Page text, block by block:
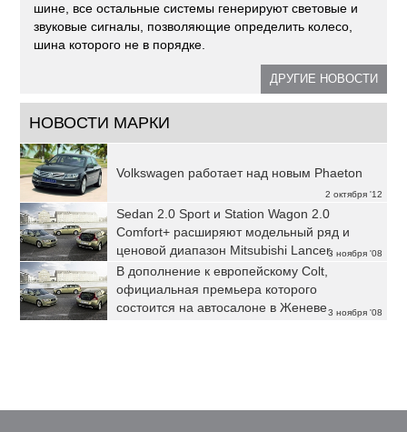
шине, все остальные системы генерируют световые и
звуковые сигналы, позволяющие определить колесо,
шина которого не в порядке.
ДРУГИЕ НОВОСТИ
НОВОСТИ МАРКИ
2 октября '12
Volkswagen работает над новым Phaeton
3 ноября '08
Sedan 2.0 Sport и Station Wagon 2.0
Comfort+ расширяют модельный ряд и
ценовой диапазон Mitsubishi Lancer.
3 ноября '08
В дополнение к европейскому Colt,
официальная премьера которого
состоится на автосалоне в Женеве